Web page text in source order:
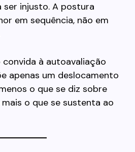
injusto. A postura
em sequência, não em
à autoavaliação
apenas um deslocamento
o que se diz sobre
o que se sustenta ao